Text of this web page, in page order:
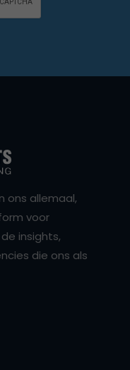
ons allemaal,
voor
insights,
die ons als